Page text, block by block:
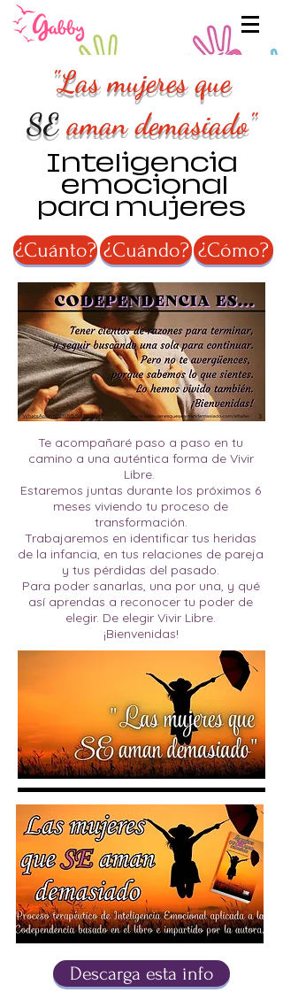
"Las mujeres que
SEaman demasiado"
Inteligencia
emocional
para mujeres
¿Cuánto? ¿Cuándo? ¿Cómo?
Te acompañaré paso a paso en tu
camino a una auténtica forma de Vivir
Libre.
Estaremos juntas durante los próximos 6
meses viviendo tu proceso de
transformación.
Trabajaremos en identificar tus heridas
de la infancia, en tus relaciones de pareja
y tus pérdidas del pasado.
Para poder sanarlas, una por una, y qué
así aprendas a reconocer tu poder de
elegir. De elegir Vivir Libre.
¡Bienvenidas!
Descarga esta info